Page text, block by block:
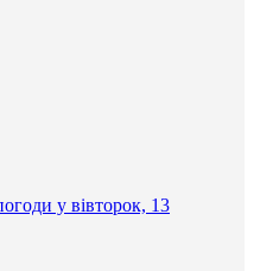
у вівторок, 13